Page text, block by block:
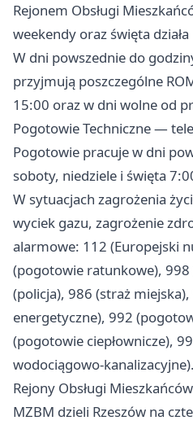
Rejonem Obsługi
weekendy oraz święta
W dni powszednie do
przyjmują poszczególne
15:00 oraz w dni wolne od
Pogotowie Techniczne —
Pogotowie pracuje w dni
soboty, niedziele i święta
W sytuacjach zagrożenia
wyciek gazu, zagrożenie
alarmowe: 112 (Europejski
(pogotowie ratunkowe),
(policja), 986 (straż
energetyczne), 992
(pogotowie ciepłownicze),
wodociągowo-kanalizacyjne).
Rejony Obsługi
MZBM dzieli Rzeszów na